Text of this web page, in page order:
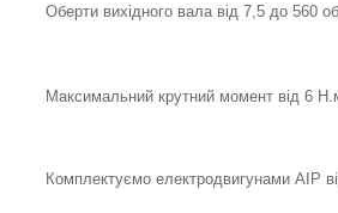
Оберти вихідного вала від 7,5 до 560
Максимальний крутний момент від 6
Комплектуємо електродвигунами АІР